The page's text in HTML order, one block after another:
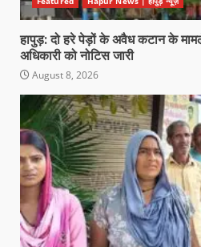
हापुड़: दो हरे पेड़ों के अवैध कटान के
अधिकारी को नोटिस जारी
August 8, 2026